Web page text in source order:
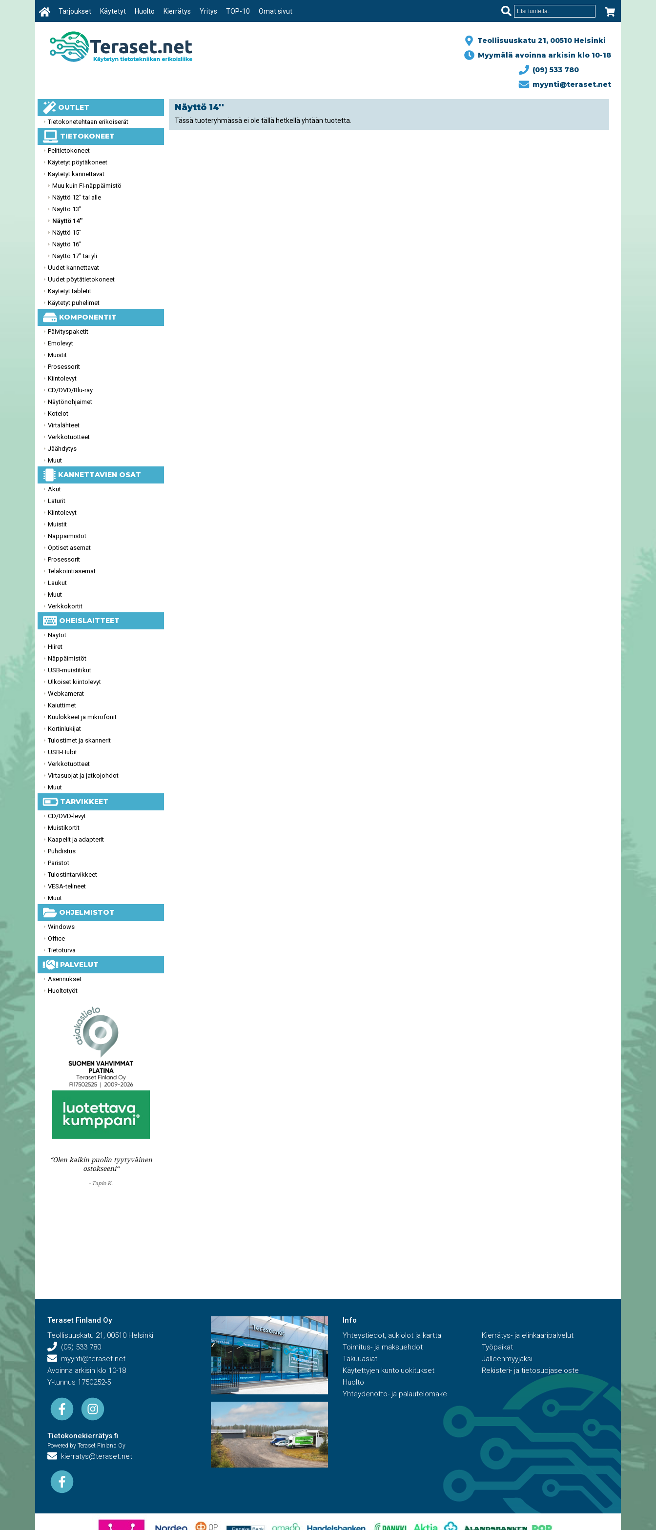
Teollisuuskatu 21, 00510 Helsinki
Myymälä avoinna arkisin klo 10-18
(09) 533 780
myynti@teraset.net
Tarjoukset Käytetyt Huolto Kierrätys Yritys TOP-10 Omat sivut
OUTLET
Tietokonetehtaan erikoiserät
TIETOKONEET
Pelitietokoneet
Käytetyt pöytäkoneet
Käytetyt kannettavat
Muu kuin FI-näppäimistö
Näyttö 12'' tai alle
Näyttö 13''
Näyttö 14''
Näyttö 15''
Näyttö 16''
Näyttö 17'' tai yli
Uudet kannettavat
Uudet pöytätietokoneet
Käytetyt tabletit
Käytetyt puhelimet
KOMPONENTIT
Päivityspaketit
Emolevyt
Muistit
Prosessorit
Kiintolevyt
CD/DVD/Blu-ray
Näytönohjaimet
Kotelot
Virtalähteet
Verkkotuotteet
Jäähdytys
Muut
KANNETTAVIEN OSAT
Akut
Laturit
Kiintolevyt
Muistit
Näppäimistöt
Optiset asemat
Prosessorit
Telakointiasemat
Laukut
Muut
Verkkokortit
OHEISLAITTEET
Näytöt
Hiiret
Näppäimistöt
USB-muistitikut
Ulkoiset kiintolevyt
Webkamerat
Kaiuttimet
Kuulokkeet ja mikrofonit
Kortinlukijat
Tulostimet ja skannerit
USB-Hubit
Verkkotuotteet
Virtasuojat ja jatkojohdot
Muut
TARVIKKEET
CD/DVD-levyt
Muistikortit
Kaapelit ja adapterit
Puhdistus
Paristot
Tulostintarvikkeet
VESA-telineet
Muut
OHJELMISTOT
Windows
Office
Tietoturva
PALVELUT
Asennukset
Huoltotyöt
“Olen kaikin puolin tyytyväinen
ostokseeni“
- Tapio K.
Näyttö 14''
Tässä tuoteryhmässä ei ole tällä hetkellä yhtään tuotetta.
Teraset Finland Oy
Teollisuuskatu 21, 00510 Helsinki
(09) 533 780
myynti@teraset.net
Avoinna arkisin klo 10-18
Y-tunnus 1750252-5
Tietokonekierrätys.fi
Powered by Teraset Finland Oy
kierratys@teraset.net
Info
Yhteystiedot, aukiolot ja kartta
Toimitus- ja maksuehdot
Takuuasiat
Käytettyjen kuntoluokitukset
Huolto
Yhteydenotto- ja palautelomake
Kierrätys- ja elinkaaripalvelut
Työpaikat
Jälleenmyyjäksi
Rekisteri- ja tietosuojaseloste